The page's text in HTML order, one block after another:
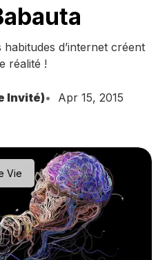
d’internet créent
réalité !
Invité) Apr 15, 2015
Vie